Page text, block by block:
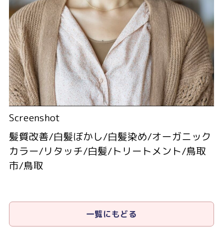
Screenshot
髪質改善/白髪ぼかし/白髪染め/オーガニック
カラー/リタッチ/白髪/トリートメント/鳥取
市/鳥取
一覧にもどる